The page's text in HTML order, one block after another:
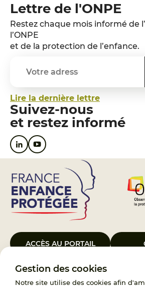
Gestion des cookies
Notre site utilise des cookies afin
Lettre de l'ONPE
Restez chaque mois informé de
l’ONPE
et de la protection de l’enfance.
Lire la dernière lettre
Suivez-nous
et restez informé
ACCÈS AU PORTAIL
Le Groupement d’Intérêt Public France
janvier 2023, a pour objet d’assurer les